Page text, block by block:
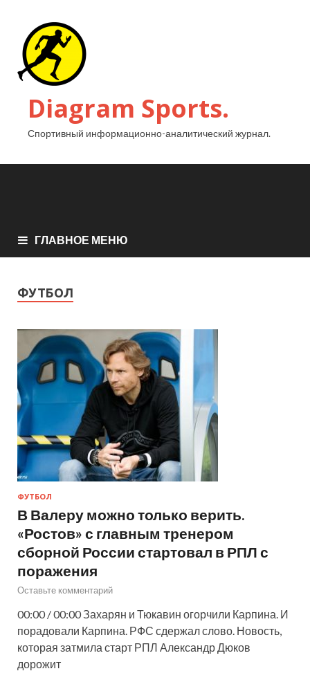
Diagram Sports.
Спортивный информационно-аналитический журнал.
ГЛАВНОЕ МЕНЮ
ФУТБОЛ
ФУТБОЛ
В Валеру можно только верить.
«Ростов» с главным тренером
сборной России стартовал в РПЛ с
поражения
Оставьте комментарий
00:00 / 00:00 Захарян и Тюкавин огорчили Карпина. И
порадовали Карпина. РФС сдержал слово. Новость,
которая затмила старт РПЛ Александр Дюков
дорожит